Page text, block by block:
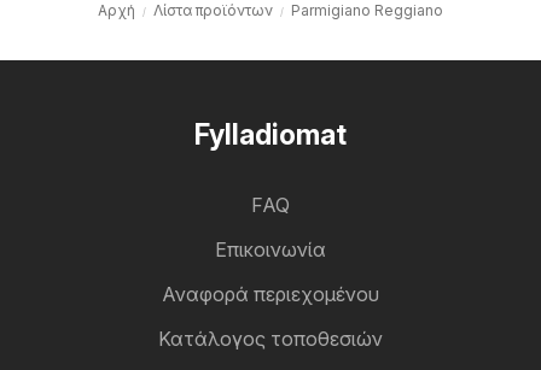
Αρχή Λίστα προϊόντων Parmigiano Reggiano
Fylladiomat
FAQ
Επικοινωνία
Αναφορά περιεχομένου
Κατάλογος τοποθεσιών